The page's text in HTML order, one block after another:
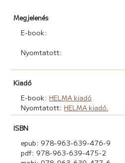
– Magyarország
Lelkem világa
Tedd kezed
Bódai-Soós Judit – Magyarország
Csavargók
Violet V. Vandor – Románia
Valahol, valamikor...
Jenei András – Magyarország
In memoriam Töki…
Megjelenés
E-book:
Nyomtatott:
Kiadó
E-book: HELMA kiadó
Nyomtatott: HELMA kiadó.
ISBN
epub: 978-963-639-476-9
pdf: 978-963-639-475-2